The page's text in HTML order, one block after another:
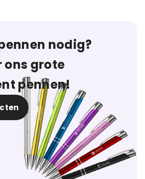
nodig?
ons grote
pennen!